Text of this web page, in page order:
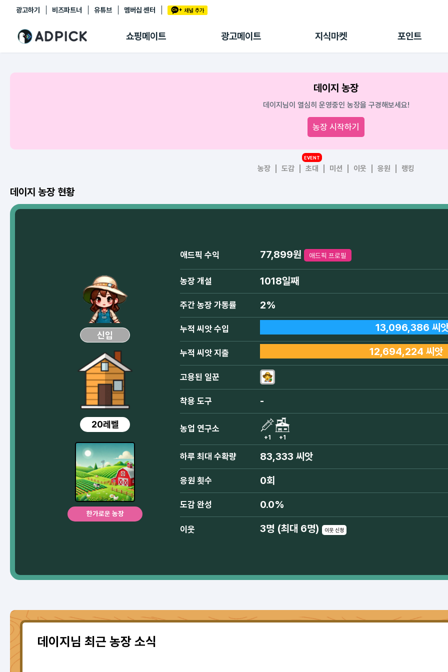
광고하기 비즈파트너 유튜브 멤버십 센터
쇼핑메이트 광고메이트 지식마켓 포인트
추천상품
쇼핑 에이전트
링크관리
광고리포트
출석 룰렛
후원
데이지 농장
데이지님이 열심히 운영중인 농장을 구경해보세요!
농장 시작하기
농장 도감 초대
EVENT
미션 이웃 응원 랭킹
데이지 농장 현황
신입
20레벨
한가로운 농장
애드픽 수익 77,899원 애드픽 프로필
농장 개설 1018일째
주간 농장 가동률 2%
누적 씨앗 수입 13,096,386 씨
누적 씨앗 지출 12,694,224 씨앗
고용된 일꾼
착용 도구 -
농업 연구소
+1 +1
하루 최대 수확량 83,333 씨앗
응원 횟수 0회
도감 완성 0.0%
이웃 3명 (최대 6명) 이웃 신청
데이지님 최근 농장 소식